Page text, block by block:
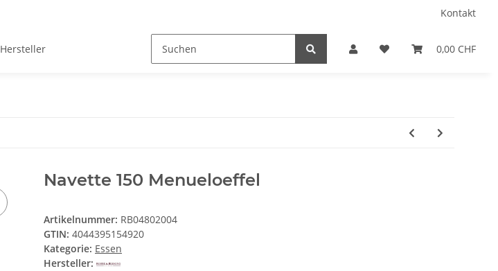
Kontakt
0,00 CHF
Hersteller
Navette 150 Menueloeffel
Artikelnummer: RB04802004
GTIN: 4044395154920
Kategorie: Essen
Hersteller: